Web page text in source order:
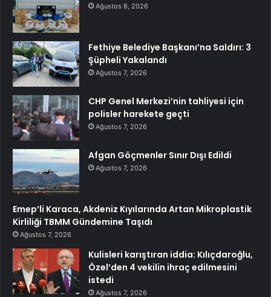
Ağustos 8, 2026
Fethiye Belediye Başkanı’na Saldırı: 3
Şüpheli Yakalandı
Ağustos 7, 2026
CHP Genel Merkezi’nin tahliyesi için
polisler harekete geçti
Ağustos 7, 2026
Afgan Göçmenler Sınır Dışı Edildi
Ağustos 7, 2026
Emep’li Karaca, Akdeniz Kıyılarında Artan Mikroplastik
Kirliliği TBMM Gündemine Taşıdı
Ağustos 7, 2026
Kulisleri karıştıran iddia: Kılıçdaroğlu,
Özel’den 4 vekilin ihraç edilmesini
istedi
Ağustos 7, 2026